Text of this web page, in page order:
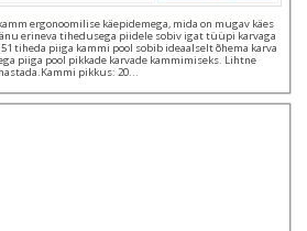
ergonoomilise käepidemega, mida on mugav käes
erineva tihedusega piidele sobiv igat tüüpi karvaga
tiheda piiga kammi pool sobib ideaalselt õhema karva
piiga pool pikkade karvade kammimiseks. Lihtne
pikkus: 20...